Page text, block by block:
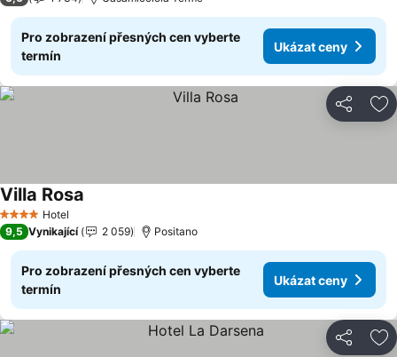
Pro zobrazení přesných cen vyberte
termín
Ukázat ceny
Sdílet
4 Počet hvězdiček
Hotel
Villa Rosa
9,5 Vynikající 2 059 Positano
Pro zobrazení přesných cen vyberte
termín
Ukázat ceny
Sdílet